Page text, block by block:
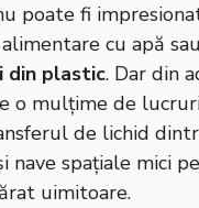
poate fi
cu apă
din plastic. Dar din
o mulțime de
de lichid
nave spațiale mici
uimitoare.